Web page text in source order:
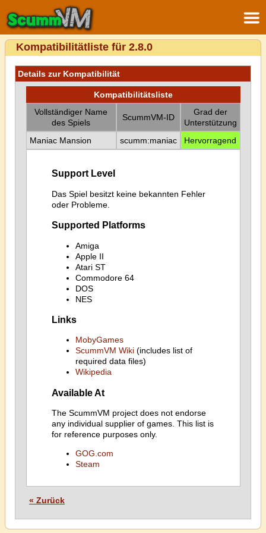
Kompatibilitätliste für 2.8.0
Details zur Kompatibilität
Kompatibilitätsliste
Vollständiger Name
des Spiels
ScummVM-ID
Grad der
Unterstützung
Maniac Mansion
scumm:maniac Hervorragend
Support Level
Das Spiel besitzt keine bekannten Fehler
oder Probleme.
Supported Platforms
Amiga
Apple II
Atari ST
Commodore 64
DOS
NES
Links
MobyGames
ScummVM Wiki(includes list of
required data files)
Wikipedia
Available At
The ScummVM project does not endorse
any individual supplier of games. This list is
for reference purposes only.
GOG.com
Steam
« Zurück